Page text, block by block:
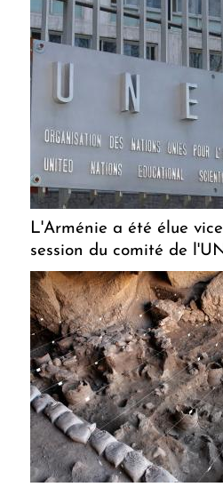
L'Arménie a été élue
session du comité de